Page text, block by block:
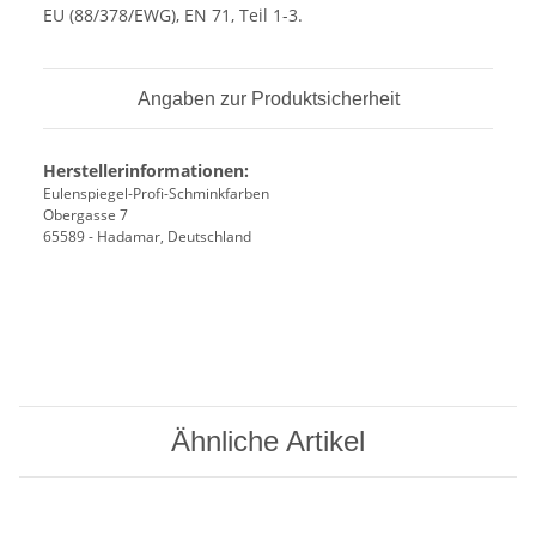
EU (88/378/EWG), EN 71, Teil 1-3.
Angaben zur Produktsicherheit
Herstellerinformationen:
Eulenspiegel-Profi-Schminkfarben
Obergasse 7
65589 - Hadamar, Deutschland
Ähnliche Artikel